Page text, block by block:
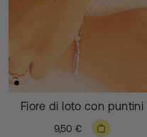
Fiore di loto con puntini
9,50 €